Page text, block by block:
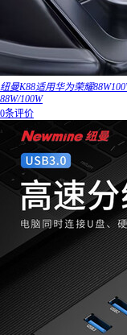
纽曼K88适用华为荣耀
88W/100W
0条评价